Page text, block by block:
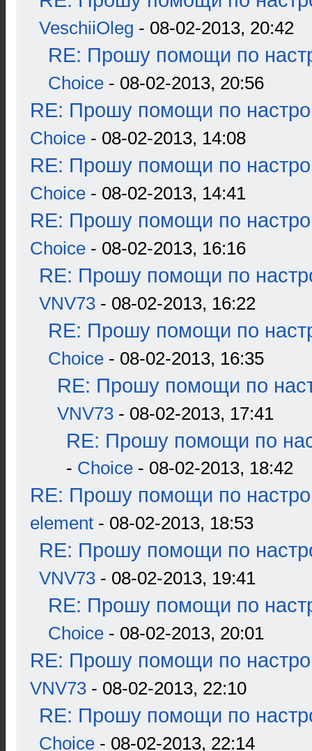
VeschiiOleg - 08-02-2013, 20:42
RE: Прошу помощи по
Choice - 08-02-2013, 20:56
RE: Прошу помощи по
Choice - 08-02-2013, 14:08
RE: Прошу помощи по
Choice - 08-02-2013, 14:41
RE: Прошу помощи по
Choice - 08-02-2013, 16:16
RE: Прошу помощи по
VNV73 - 08-02-2013, 16:22
RE: Прошу помощи по
Choice - 08-02-2013, 16:35
RE: Прошу помощи по
VNV73 - 08-02-2013, 17:41
RE: Прошу помощи по
- Choice - 08-02-2013, 18:42
RE: Прошу помощи по
element - 08-02-2013, 18:53
RE: Прошу помощи по
VNV73 - 08-02-2013, 19:41
RE: Прошу помощи по
Choice - 08-02-2013, 20:01
RE: Прошу помощи по
VNV73 - 08-02-2013, 22:10
RE: Прошу помощи по
Choice - 08-02-2013, 22:14